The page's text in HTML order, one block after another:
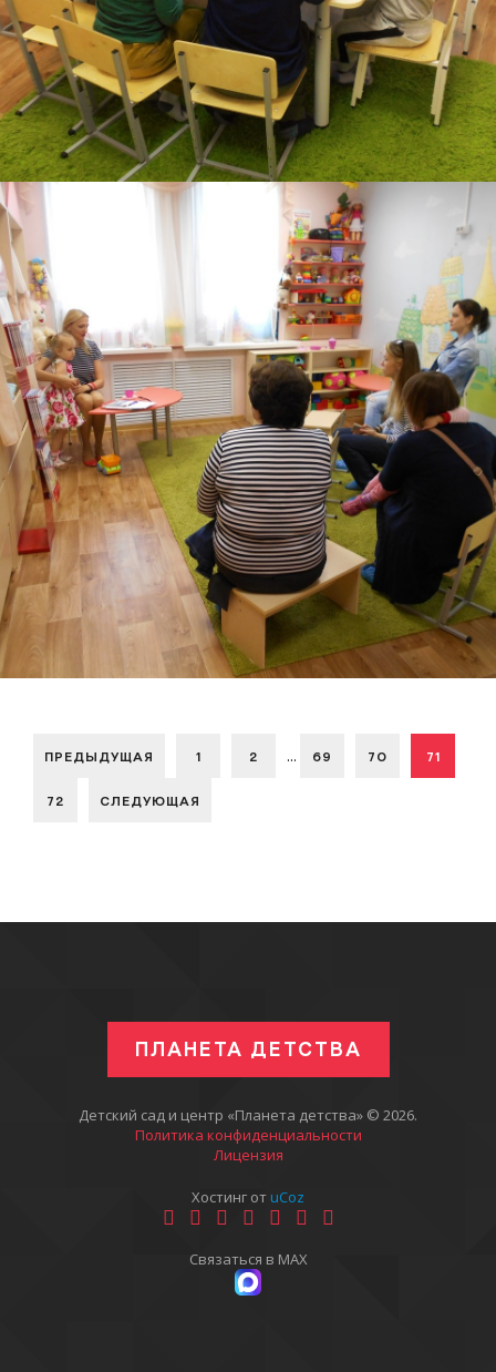
ПРЕДЫДУЩАЯ 1 2 ... 69 70 71
72 СЛЕДУЮЩАЯ
ПЛАНЕТА ДЕТСТВА
Детский сад и центр «Планета детства» © 2026.
Политика конфиденциальности
Лицензия
Хостинг отuCoz
Связаться в MAX